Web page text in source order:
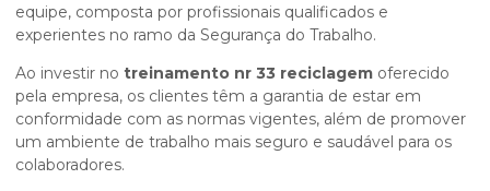
equipe, composta por profissionais qualificados e
experientes no ramo da Segurança do Trabalho.
Ao investir no treinamento nr 33 reciclagem oferecido
pela empresa, os clientes têm a garantia de estar em
conformidade com as normas vigentes, além de promover
um ambiente de trabalho mais seguro e saudável para os
colaboradores.